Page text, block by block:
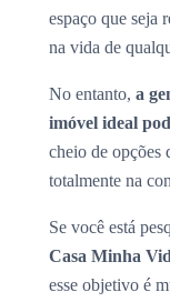
espaço que seja
na vida de
No entanto, a
imóvel ideal
cheio de opções
totalmente na
Se você está
Casa Minha
esse objetivo é